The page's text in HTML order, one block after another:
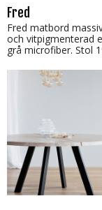
Fred
Fred matbord
och vitpigmenterad
grå microfiber. Stol